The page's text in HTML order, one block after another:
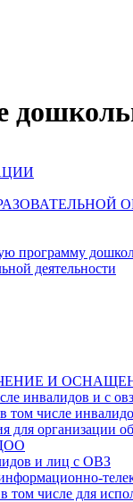
программу
деятельности
И
инвалидов и с овз
том числе
для организации
и лиц с ОВЗ
том числе для